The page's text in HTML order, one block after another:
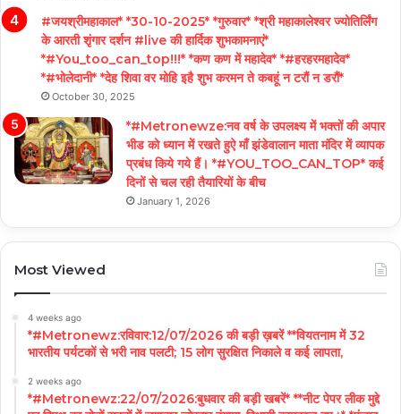
#जयश्रीमहाकाल* *30-10-2025* *गुरुवार* *श्री महाकालेश्वर ज्योतिर्लिंग
के आरती शृंगार दर्शन #live की हार्दिक शुभकामनाएं*
*#You_too_can_top!!!* *कण कण में महादेव* *#हरहरमहादेव*
*#भोलेदानी* *देह शिवा वर मोहि इहै शुभ करमन ते कबहूं न टरौं न डरौं*
October 30, 2025
*#Metronewze:नव वर्ष के उपलक्ष्य में भक्तों की अपार
भीड को ध्यान में रखते हुऐ माँ झंडेवालान माता मंदिर में व्यापक
प्रबंध किये गये हैं। *#YOU_TOO_CAN_TOP* कई
दिनों से चल रही तैयारियों के बीच
January 1, 2026
Most Viewed
4 weeks ago
*#Metronewz:रविवार:12/07/2026 की बड़ी ख़बरें **वियतनाम में 32
भारतीय पर्यटकों से भरी नाव पलटी; 15 लोग सुरक्षित निकाले व कई लापता,
2 weeks ago
*#Metronewz:22/07/2026:बुधवार की बड़ी खबरें* **नीट पेपर लीक मुद्दे